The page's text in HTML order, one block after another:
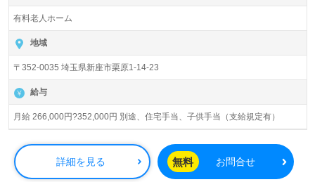
有料老人ホーム
地域
〒352-0035 埼玉県新座市栗原1-14-23
給与
月給 266,000円?352,000円 別途、住宅手当、子供手当（支給規定有）
詳細を見る 無料 お問合せ